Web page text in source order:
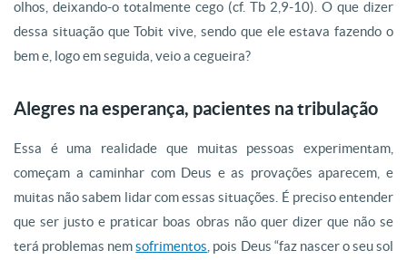
olhos, deixando-o totalmente cego (cf. Tb 2,9-10). O que dizer
dessa situação que Tobit vive, sendo que ele estava fazendo o
bem e, logo em seguida, veio a cegueira?
Alegres na esperança, pacientes na tribulação
Essa é uma realidade que muitas pessoas experimentam,
começam a caminhar com Deus e as provações aparecem, e
muitas não sabem lidar com essas situações. É preciso entender
que ser justo e praticar boas obras não quer dizer que não se
terá problemas nemsofrimentos , pois Deus “faz nascer o seu sol